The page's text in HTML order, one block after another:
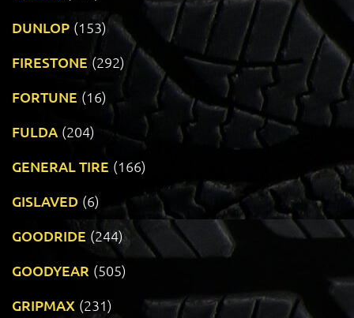
DUNLOP (153)
FIRESTONE (292)
FORTUNE (16)
FULDA (204)
GENERAL TIRE (166)
GISLAVED (6)
GOODRIDE (244)
GOODYEAR (505)
GRIPMAX (231)